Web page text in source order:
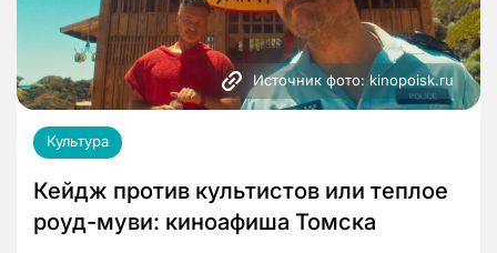
Источник фото: kinopoisk.ru
Культура
Кейдж против культистов или теплое
роуд-муви: киноафиша Томска